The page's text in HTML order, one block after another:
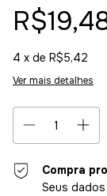
4 x de R$5,42
Ver mais detalhes
Compra
Seus